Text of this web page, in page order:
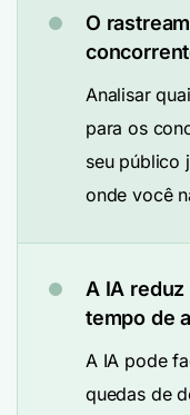
O
Analisar
para os
seu público
onde você
A IA
tempo de
A IA pode
quedas de